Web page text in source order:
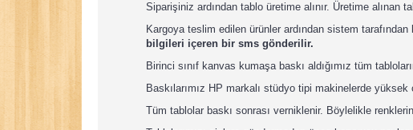
Siparişiniz ardından tablo üretime alınır. Üretime alınan
Kargoya teslim edilen ürünler ardından sistem tarafından
bilgileri içeren bir sms gönderilir.
Birinci sınıf kanvas kumaşa baskı aldığımız tüm
Baskılarımız HP markalı stüdyo tipi makinelerde
Tüm tablolar baskı sonrası verniklenir. Böylelikle